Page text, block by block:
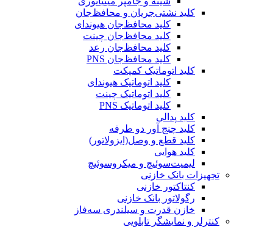
کلید نشتی‌جریان و محافظ‌جان
کلید محافظ‌جان هیوندای
کلید محافظ‌جان چینت
کلید محافظ‌جان رعد
کلید محافظ‌جان PNS
کلید اتوماتیک کمپکت
کلید اتوماتیک هیوندای
کلید اتوماتیک چینت
کلید اتوماتیک PNS
کلید پدالی
کلید چنج آور دو طرفه
کلید قطع و وصل(ایزولاتور)
کلید هوایی
لیمیت‌سوئیچ و میکروسوئیچ
تجهیزات بانک خازنی
کنتاکتور خازنی
رگولاتور بانک خازنی
خازن قدرت و سیلندری سه‌فاز
کنترلر و نمایشگر تابلویی